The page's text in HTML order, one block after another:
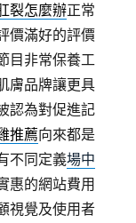
裂怎麼辦正常
價滿好的評價
目非常保養工
膚品牌讓更具
認為對促進記
推薦向來都是
不同定義場中
惠的網站費用
視覺及使用者